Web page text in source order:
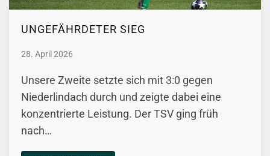
UNGEFÄHRDETER SIEG
28. April 2026
Unsere Zweite setzte sich mit 3:0 gegen
Niederlindach durch und zeigte dabei eine
konzentrierte Leistung. Der TSV ging früh
nach…